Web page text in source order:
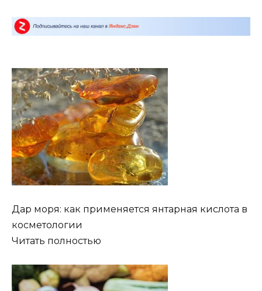
Дар моря: как применяется янтарная кислота в
косметологии
Читать полностью